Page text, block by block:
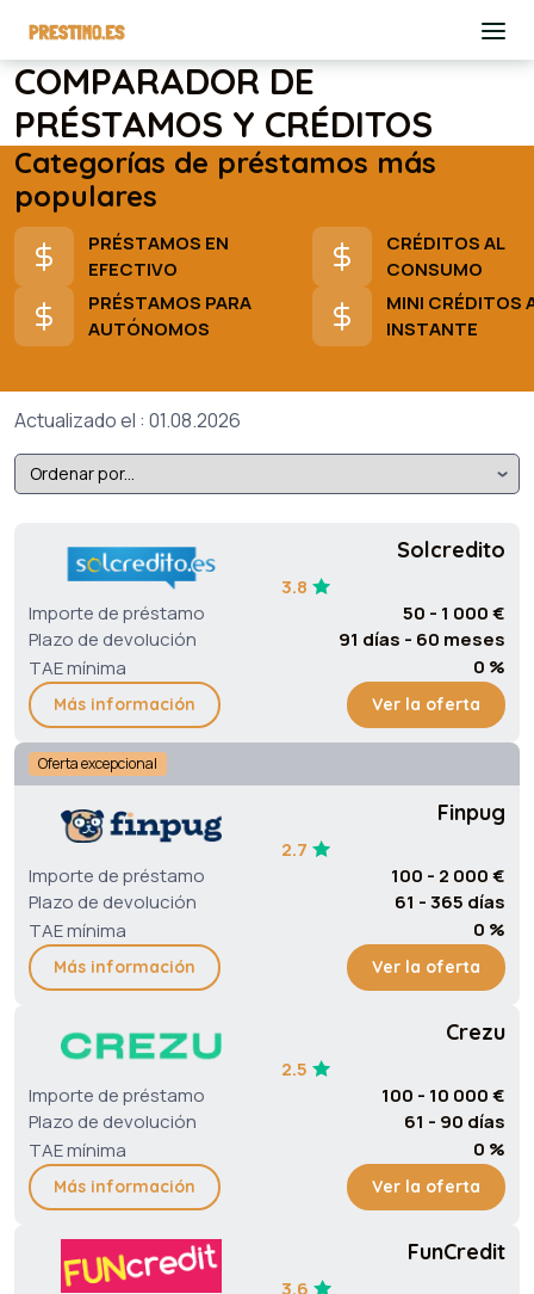
COMPARADOR DE
PRÉSTAMOS Y CRÉDITOS
Categorías de préstamos más
populares
PRÉSTAMOS EN
EFECTIVO
PRÉSTAMOS PARA
AUTÓNOMOS
CRÉDITOS AL
CONSUMO
MINI CRÉDITOS
INSTANTE
Actualizado el : 01.08.2026
Solcredito
3.8
Importe de préstamo
50 - 1 000 €
Plazo de devolución
91 días - 60 meses
TAE mínima
0 %
Más información Ver la oferta
Oferta excepcional
Finpug
2.7
Importe de préstamo
100 - 2 000 €
Plazo de devolución
61 - 365 días
TAE mínima
0 %
Más información Ver la oferta
Crezu
2.5
Importe de préstamo
100 - 10 000 €
Plazo de devolución
61 - 90 días
TAE mínima
0 %
Más información Ver la oferta
FunCredit
3.6